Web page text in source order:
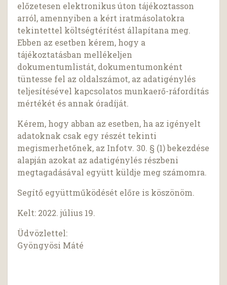
előzetesen elektronikus úton tájékoztasson
arról, amennyiben a kért iratmásolatokra
tekintettel költségtérítést állapítana meg.
Ebben az esetben kérem, hogy a
tájékoztatásban mellékeljen
dokumentumlistát, dokumentumonként
tüntesse fel az oldalszámot, az adatigénylés
teljesítésével kapcsolatos munkaerő-ráfordítás
mértékét és annak óradíját.
Kérem, hogy abban az esetben, ha az igényelt
adatoknak csak egy részét tekinti
megismerhetőnek, az Infotv. 30. § (1) bekezdése
alapján azokat az adatigénylés részbeni
megtagadásával együtt küldje meg számomra.
Segítő együttműködését előre is köszönöm.
Kelt: 2022. július 19.
Üdvözlettel:
Gyöngyösi Máté